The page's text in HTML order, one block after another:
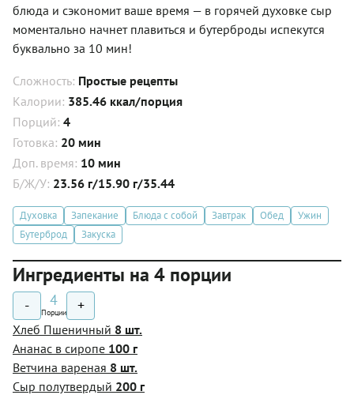
блюда и сэкономит ваше время — в горячей духовке сыр
моментально начнет плавиться и бутерброды испекутся
буквально за 10 мин!
Сложность: Простые рецепты
Калории: 385.46 ккал/порция
Порций: 4
Готовка: 20 мин
Доп. время: 10 мин
Б/Ж/У: 23.56 г/15.90 г/35.44
Духовка Запекание Блюда с собой Завтрак Обед
Ужин
Бутерброд
Закуска
Ингредиенты на 4 порции
- 4
Порции +
Хлеб Пшеничный 8 шт.
Ананас в сиропе 100 г
Ветчина вареная 8 шт.
Сыр полутвердый 200 г